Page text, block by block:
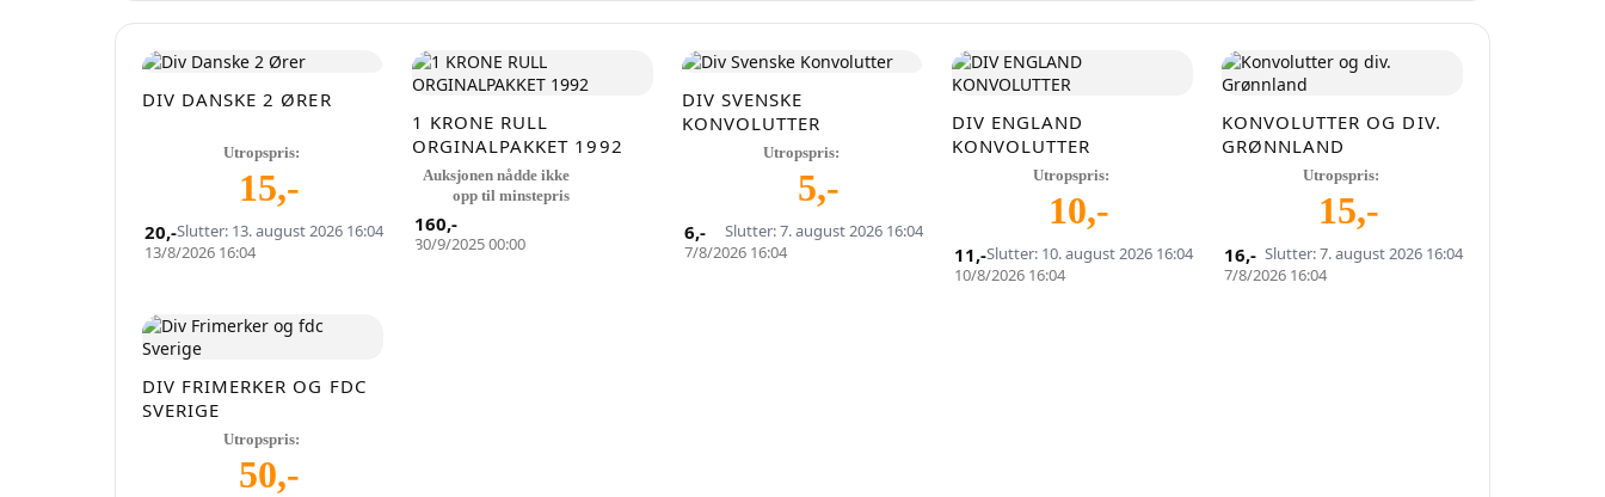
Slutter: 13. august 2026 16:04
DIV DANSKE 2 ØRER
Utropspris:
15,-
13/8/2026 16:04
20,-
1 KRONE RULL
ORGINALPAKKET 1992
Auksjonen nådde ikke
opp til minstepris
30/9/2025 00:00
160,- Slutter: 7. august 2026 16:04
DIV SVENSKE
KONVOLUTTER
Utropspris:
5,-
7/8/2026 16:04
6,-
Slutter: 10. august 2026 16:04
DIV ENGLAND
KONVOLUTTER
Utropspris:
10,-
10/8/2026 16:04
11,- Slutter: 7. august 2026 16:04
KONVOLUTTER OG DIV.
GRØNNLAND
Utropspris:
15,-
7/8/2026 16:04
16,-
DIV FRIMERKER OG FDC
SVERIGE
Utropspris:
50,-